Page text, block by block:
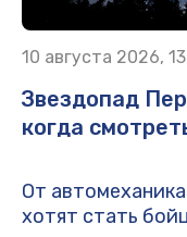
10 августа 2026,
Звездопад
когда
От
хотят стать